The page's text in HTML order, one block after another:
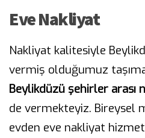
Eve Nakliyat
Nakliyat kalitesiyle
vermiş olduğumuz
Beylikdüzü şehirler arası
de vermekteyiz. Bireysel
evden eve nakliyat